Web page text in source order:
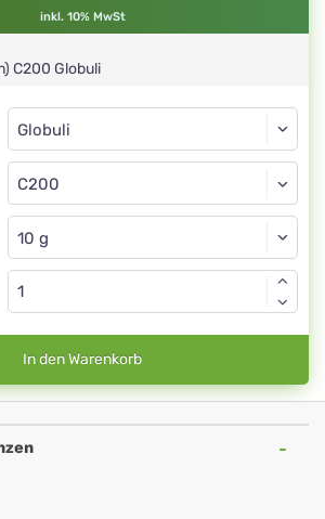
inkl. 10% MwSt
C200 Globuli
Form
Globuli
C200
Globuli
In den Warenkorb